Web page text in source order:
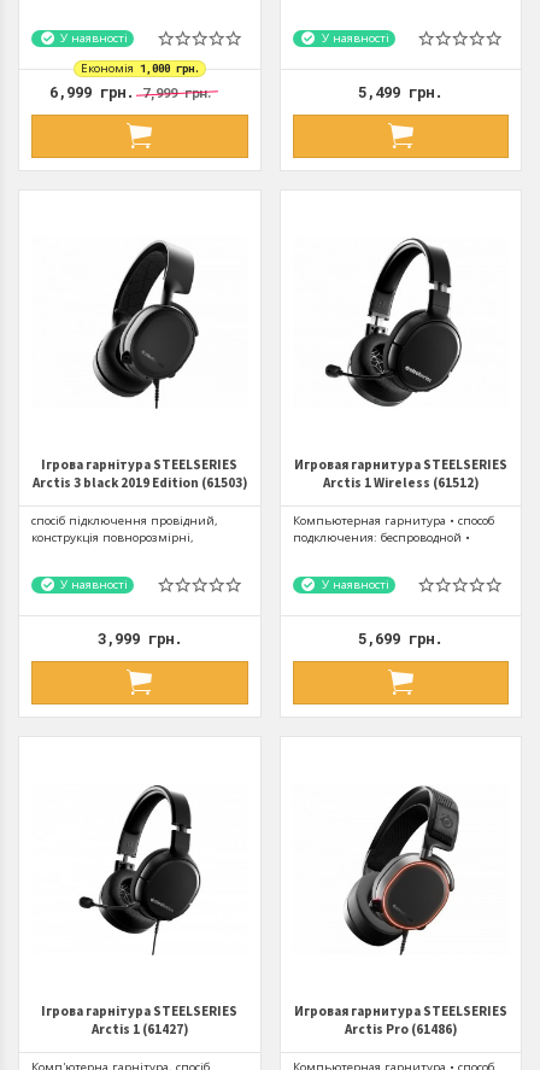
У наявності
Економія 1,000 грн.
6,999 грн.7,999 грн.
У наявності
5,499 грн.
Ігрова гарнітура STEELSERIES
Arctis 3 black 2019 Edition (61503)
спосіб підключення провідний,
конструкція повнорозмірні,
У наявності
3,999 грн.
Игровая гарнитура STEELSERIES
Arctis 1 Wireless (61512)
Компьютерная гарнитура • способ
подключения: беспроводной •
У наявності
5,699 грн.
Ігрова гарнітура STEELSERIES
Arctis 1 (61427)
Игровая гарнитура STEELSERIES
Arctis Pro (61486)